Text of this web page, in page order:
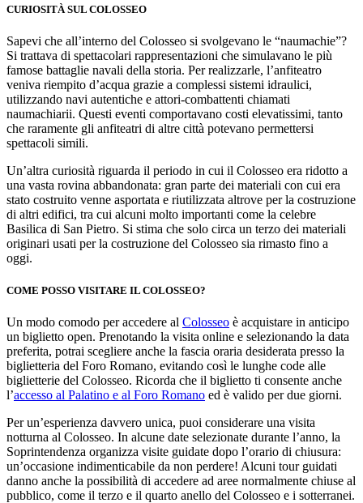
CURIOSITÀ SUL COLOSSEO
Sapevi che all’interno del Colosseo si svolgevano le “naumachie”?
Si trattava di spettacolari rappresentazioni che simulavano le più
famose battaglie navali della storia. Per realizzarle, l’anfiteatro
veniva riempito d’acqua grazie a complessi sistemi idraulici,
utilizzando navi autentiche e attori-combattenti chiamati
naumachiarii. Questi eventi comportavano costi elevatissimi, tanto
che raramente gli anfiteatri di altre città potevano permettersi
spettacoli simili.
Un’altra curiosità riguarda il periodo in cui il Colosseo era ridotto a
una vasta rovina abbandonata: gran parte dei materiali con cui era
stato costruito venne asportata e riutilizzata altrove per la costruzione
di altri edifici, tra cui alcuni molto importanti come la celebre
Basilica di San Pietro. Si stima che solo circa un terzo dei materiali
originari usati per la costruzione del Colosseo sia rimasto fino a
oggi.
COME POSSO VISITARE IL COLOSSEO?
Un modo comodo per accedere al Colosseo è acquistare in anticipo
un biglietto open. Prenotando la visita online e selezionando la data
preferita, potrai scegliere anche la fascia oraria desiderata presso la
biglietteria del Foro Romano, evitando così le lunghe code alle
biglietterie del Colosseo. Ricorda che il biglietto ti consente anche
l’accesso al Palatino e al Foro Romano ed è valido per due giorni.
Per un’esperienza davvero unica, puoi considerare una visita
notturna al Colosseo. In alcune date selezionate durante l’anno, la
Soprintendenza organizza visite guidate dopo l’orario di chiusura:
un’occasione indimenticabile da non perdere! Alcuni tour guidati
danno anche la possibilità di accedere ad aree normalmente chiuse al
pubblico, come il terzo e il quarto anello del Colosseo e i sotterranei.